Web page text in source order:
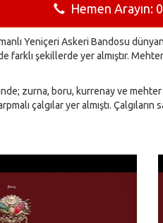
Hemen Arayın:
Yeniçeri Askeri Bandosu
farklı şekillerde yer almıştır.
zurna, boru, kurrenay ve
çalgılar yer almıştı.